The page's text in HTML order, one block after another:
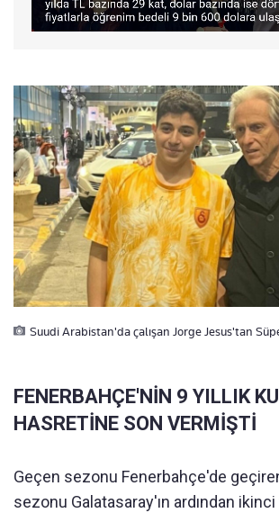
Suudi Arabistan'da çalışan Jorge Jesus'tan
FENERBAHÇE'NİN 9 YILLIK
HASRETİNE SON VERMİŞTİ
Geçen sezonu Fenerbahçe'de
sezonu Galatasaray'ın ardından ikinci